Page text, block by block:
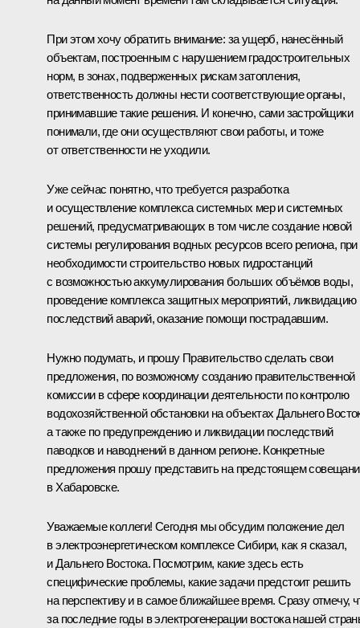
При этом хочу обратить внимание: за ущерб, нанесённый
объектам, построенным с нарушением градостроительных
норм, в зонах, подверженных рискам затопления,
ответственность должны нести соответствующие органы,
принимавшие такие решения. И конечно, сами застройщики
понимали, где они осуществляют свои работы, и тоже
от ответственности не уходили.
Уже сейчас понятно, что требуется разработка
и осуществление комплекса системных мер и системных
решений, предусматривающих в том числе создание новой
системы регулирования водных ресурсов всего региона, при
необходимости строительство новых гидростанций
с возможностью аккумулирования больших объёмов воды,
проведение комплекса защитных мероприятий, ликвидацию
последствий аварий, оказание помощи пострадавшим.
Нужно подумать, и прошу Правительство сделать свои
предложения, по возможному созданию правительственной
комиссии в сфере координации деятельности по контролю
водохозяйственной обстановки на объектах Дальнего
а также по предупреждению и ликвидации последствий
паводков и наводнений в данном регионе. Конкретные
предложения прошу представить на предстоящем
в Хабаровске.
Уважаемые коллеги! Сегодня мы обсудим положение дел
в электроэнергетическом комплексе Сибири, как я сказал,
и Дальнего Востока. Посмотрим, какие здесь есть
специфические проблемы, какие задачи предстоит решить
на перспективу и в самое ближайшее время. Сразу отмечу,
за последние годы в электрогенерации востока нашей